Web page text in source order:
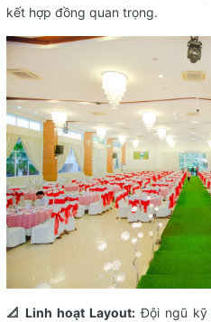
kết hợp đồng quan trọng.
📐 Linh hoạt Layout:Đội ngũ kỹ